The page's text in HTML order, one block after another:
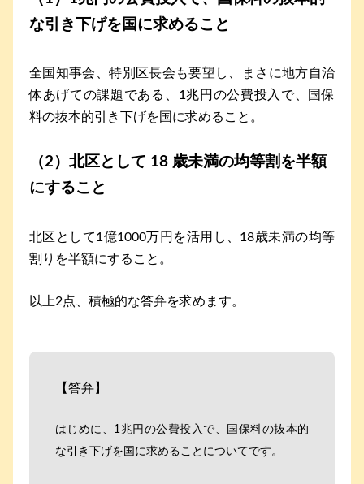
な引き下げを国に求めること
全国知事会、特別区長会も要望し、まさに地方自治
体あげての課題である、1兆円の公費投入で、国保
料の抜本的引き下げを国に求めること。
（2）北区として 18 歳未満の均等割を半額
にすること
北区として1億1000万円を活用し、18歳未満の均等
割りを半額にすること。
以上2点、積極的な答弁を求めます。
【答弁】
はじめに、1兆円の公費投入で、国保料の抜本的
な引き下げを国に求めることについてです。